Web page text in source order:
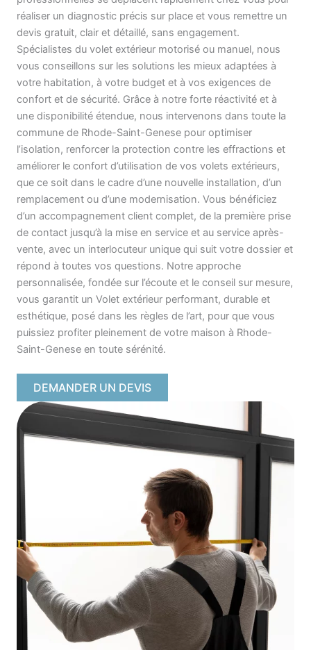
réaliser un diagnostic précis sur place et vous remettre un
devis gratuit, clair et détaillé, sans engagement.
Spécialistes du volet extérieur motorisé ou manuel, nous
vous conseillons sur les solutions les mieux adaptées à
votre habitation, à votre budget et à vos exigences de
confort et de sécurité. Grâce à notre forte réactivité et à
une disponibilité étendue, nous intervenons dans toute la
commune de Rhode-Saint-Genese pour optimiser
l’isolation, renforcer la protection contre les effractions et
améliorer le confort d’utilisation de vos volets extérieurs,
que ce soit dans le cadre d’une nouvelle installation, d’un
remplacement ou d’une modernisation. Vous bénéficiez
d’un accompagnement client complet, de la première prise
de contact jusqu’à la mise en service et au service après-
vente, avec un interlocuteur unique qui suit votre dossier et
répond à toutes vos questions. Notre approche
personnalisée, fondée sur l’écoute et le conseil sur mesure,
vous garantit un Volet extérieur performant, durable et
esthétique, posé dans les règles de l’art, pour que vous
puissiez profiter pleinement de votre maison à Rhode-
Saint-Genese en toute sérénité.
DEMANDER UN DEVIS